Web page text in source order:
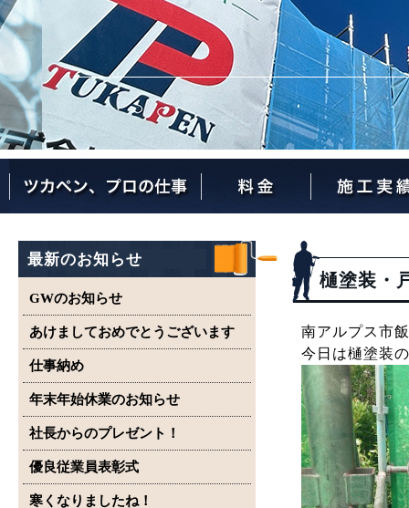
最新のお知らせ
GWのお知らせ
あけましておめでとうございます
仕事納め
年末年始休業のお知らせ
社長からのプレゼント！
優良従業員表彰式
寒くなりましたね！
樋塗装・
南アルプス市
今日は樋塗装